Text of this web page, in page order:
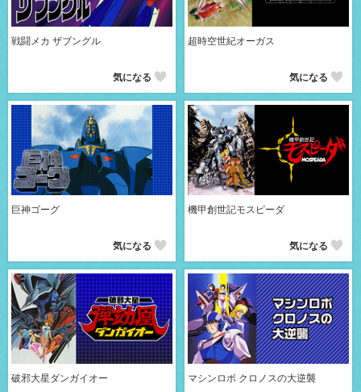
戦闘メカ ザブングル
気になる
超時空世紀オーガス
気になる
巨神ゴーグ
気になる
機甲創世記モスピーダ
気になる
破邪大星ダンガイオー マシンロボ クロノスの大逆襲